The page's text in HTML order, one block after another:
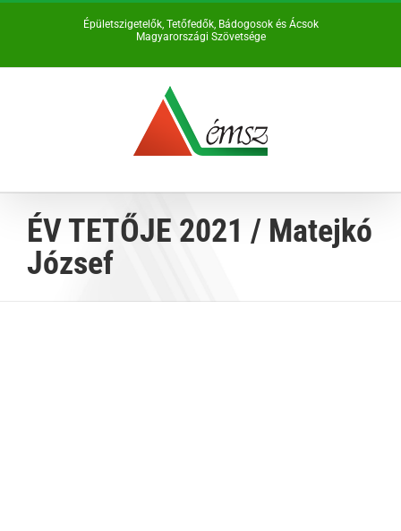
Épületszigetelők, Tetőfedők, Bádogosok és Ácsok
Magyarországi Szövetsége
ÉV TETŐJE 2021 / Matejkó
József